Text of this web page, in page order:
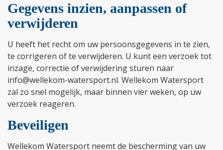
Gegevens inzien, aanpassen of
verwijderen
U heeft het recht om uw persoonsgegevens in te zien,
te corrigeren of te verwijderen. U kunt een verzoek tot
inzage, correctie of verwijdering sturen naar
info@wellekom-watersport.nl. Wellekom Watersport
zal zo snel mogelijk, maar binnen vier weken, op uw
verzoek reageren.
Beveiligen
Wellekom Watersport neemt de bescherming van uw